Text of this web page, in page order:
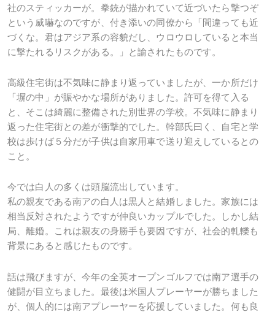
社のスティッカーが。拳銃が描かれていて近づいたら撃つぞ
という威嚇なのですが、付き添いの同僚から「間違っても近
づくな。君はアジア系の容貌だし、ウロウロしていると本当
に撃たれるリスクがある。」と諭されたものです。
高級住宅街は不気味に静まり返っていましたが、一か所だけ
「塀の中」が賑やかな場所がありました。許可を得て入る
と、そこは綺麗に整備された別世界の学校。不気味に静まり
返った住宅街との差が衝撃的でした。幹部氏曰く、自宅と学
校は歩けば５分だが子供は自家用車で送り迎えしているとの
こと。
今では白人の多くは頭脳流出しています。
私の親友である南アの白人は黒人と結婚しました。家族には
相当反対されたようですが仲良いカップルでした。しかし結
局、離婚。これは親友の身勝手も要因ですが、社会的軋轢も
背景にあると感じたものです。
話は飛びますが、今年の全英オープンゴルフでは南ア選手の
健闘が目立ちました。最後は米国人プレーヤーが勝ちました
が、個人的には南アプレーヤーを応援していました。何も良